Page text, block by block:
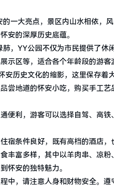
一大亮点，景区内山水相依，
安的深厚历史底蕴。
，YY公园不仅为市民提供了
示区等，适合各个年龄段的游客
安历史文化的缩影，这里保存着
尝地道的怀安小吃，购买手工艺
便利，游客可以选择自驾、高
宿条件良好，既有高档的酒店
丰富多样，其中以羊肉串、凉
怀安的独特魅力。
中，请注意人身和财物安全。